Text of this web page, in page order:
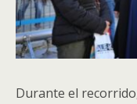
Durante el